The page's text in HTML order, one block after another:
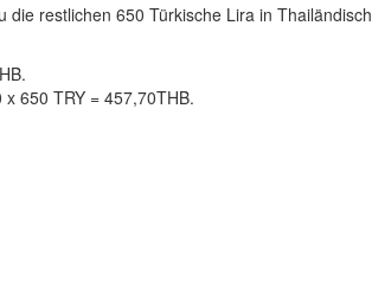
die restlichen 650 Türkische Lira in
650 TRY = 457,70THB.